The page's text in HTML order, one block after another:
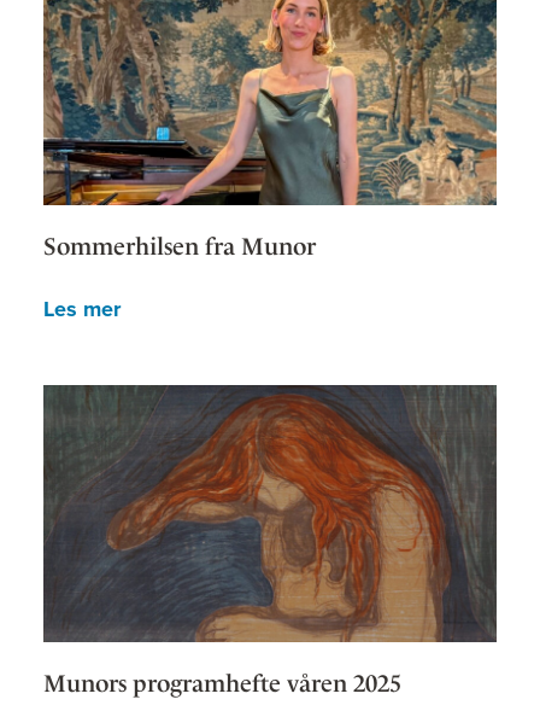
Sommerhilsen fra Munor
Les mer
Munors programhefte våren 2025